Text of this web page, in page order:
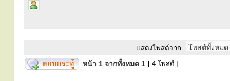
แสดงโพสต์จาก:
หน้า 1 จากทั้งหมด 1 [ 4 โพสต์ ]